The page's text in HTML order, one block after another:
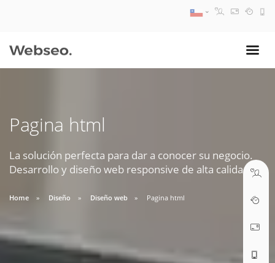
Pagina html
La solución perfecta para dar a conocer su negocio.
Desarrollo y diseño web responsive de alta calidad.
Home Diseño Diseño web Pagina html
09:30 AM A 18:30 PM
soporte@webseo.cl